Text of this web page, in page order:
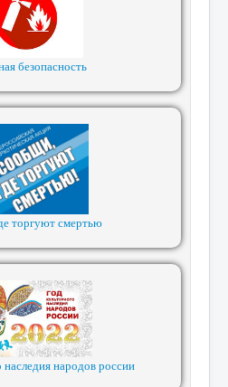
безопасность
торгуют смертью
наследия народов россии